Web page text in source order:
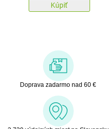
Kúpiť
Doprava zadarmo nad 60 €